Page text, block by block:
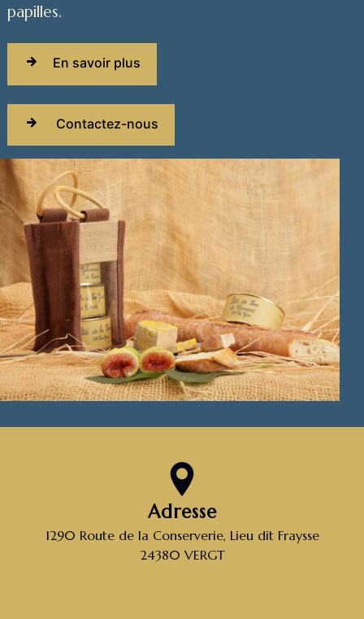
papilles.
En savoir plus
Contactez-nous
Adresse
1290 Route de la Conserverie, Lieu dit Fraysse
24380 VERGT